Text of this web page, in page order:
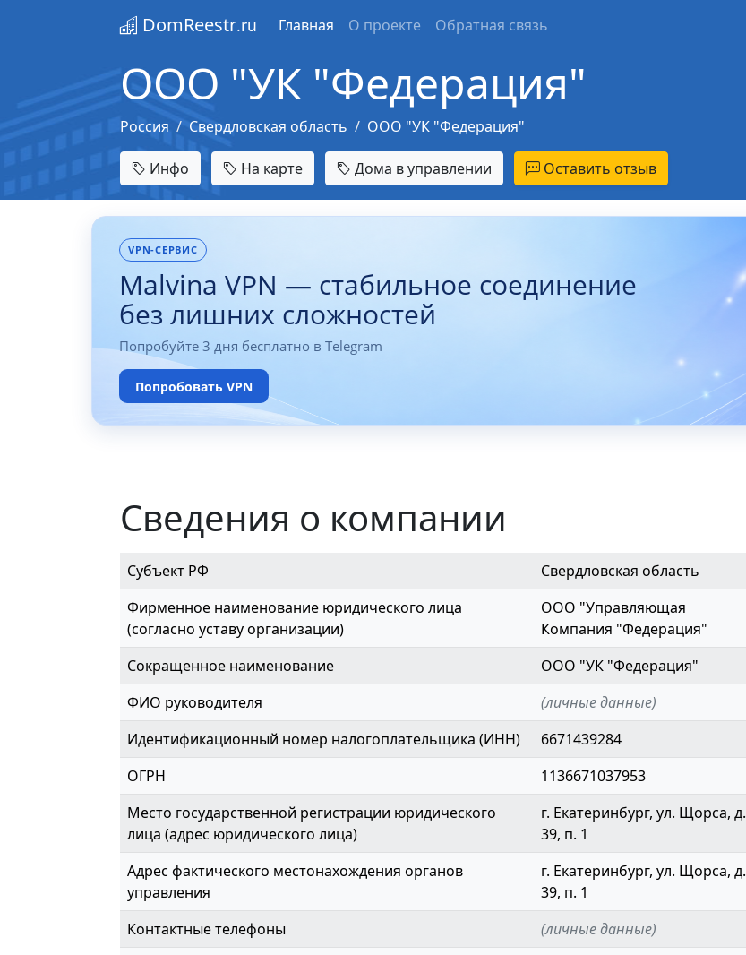
DomReestr.ru Главная О проекте Обратная связь
ООО "УК "Федерация"
Россия Свердловская область ООО "УК "Федерация"
Инфо На карте Дома в управлении Оставить отзыв
VPN-СЕРВИС
Malvina VPN — стабильное соединение
без лишних сложностей
Попробуйте 3 дня бесплатно в Telegram
Попробовать VPN
Сведения о компании
Субъект РФ
Свердловская область
Фирменное наименование юридического лица
(согласно уставу организации)
ООО "Управляющая
Компания "Федерация"
Сокращенное наименование
ООО "УК "Федерация"
ФИО руководителя
(личные данные)
Идентификационный номер налогоплательщика (ИНН)
6671439284
ОГРН
1136671037953
Место государственной регистрации юридического
лица (адрес юридического лица)
г. Екатеринбург, ул. Щорса, д.
39, п. 1
Адрес фактического местонахождения органов
управления
г. Екатеринбург, ул. Щорса, д.
39, п. 1
Контактные телефоны
(личные данные)